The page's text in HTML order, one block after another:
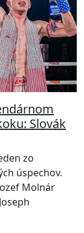
Slovák
zo
úspechov.
Molnár